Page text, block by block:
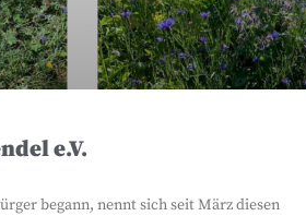
e.V.
begann, nennt sich seit März diesen